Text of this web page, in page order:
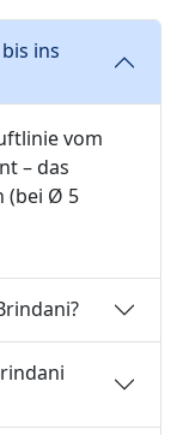
ins
vom
– das
(bei Ø 5